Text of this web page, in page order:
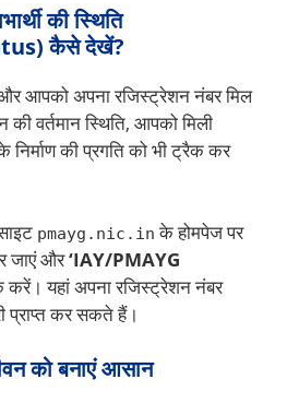
की स्थिति
कैसे देखें?
आपको अपना रजिस्ट्रेशन नंबर मिल
वर्तमान स्थिति, आपको मिली
निर्माण की प्रगति को भी ट्रैक कर
pmayg.nic.in के होमपेज पर
जाएं और‘IAY/PMAYG
करें। यहां अपना रजिस्ट्रेशन नंबर
प्राप्त कर सकते हैं।
को बनाएं आसान